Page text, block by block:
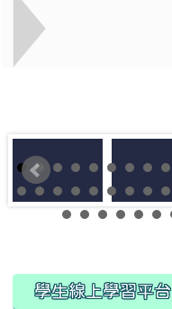
學生線上學習平台